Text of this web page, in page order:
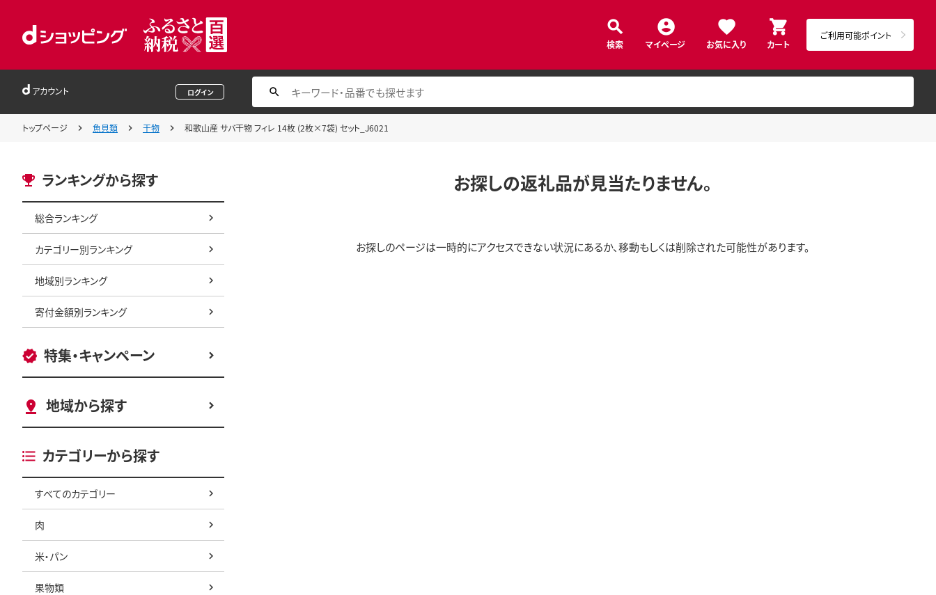
検索 マイページ お気に入り カート
ご利用可能ポイント
アカウント ログイン
トップページ 魚貝類 干物 和歌山産 サバ干物 フィレ 14枚 (2枚×7袋) セット_J6021
ランキングから探す
総合ランキング
カテゴリー別ランキング
地域別ランキング
寄付金額別ランキング
特集・キャンペーン
地域から探す
カテゴリーから探す
すべてのカテゴリー
肉
米・パン
果物類
お探しの返礼品が見当たりません。
お探しのページは一時的にアクセスできない状況にあるか、移動もしくは削除された可能性があります。